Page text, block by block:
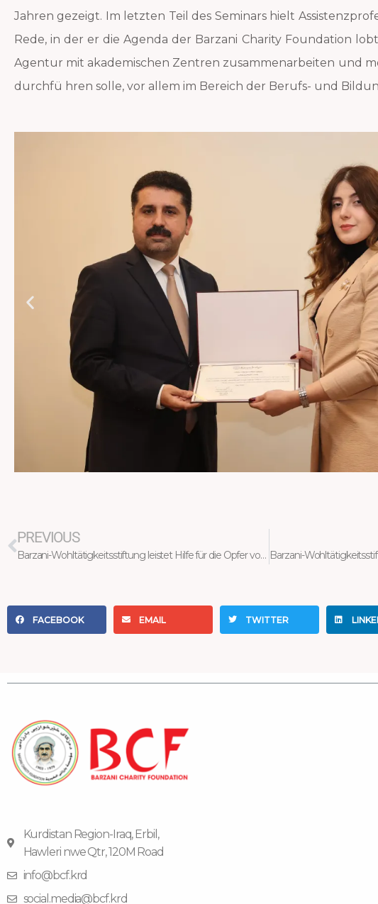
Jahren gezeigt. Im letzten Teil des Seminars hielt
Rede, in der er die Agenda der Barzani Charity Foundation
Agentur mit akademischen Zentren zusammenarbeiten und
durchfü hren solle, vor allem im Bereich der Berufs- und
PREVIOUS
Barzani-Wohltätigkeitsstiftung leistet Hilfe für die Opfer von Kalar
FACEBOOK EMAIL TWITTER
Kurdistan Region-Iraq, Erbil,
Hawleri nwe Qtr, 120M Road
info@bcf.krd
social.media@bcf.krd